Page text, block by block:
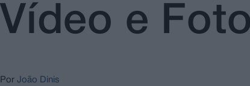
Vídeo e
Por João Dinis